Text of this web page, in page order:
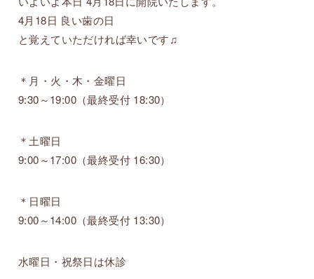
4月18日 良い歯の日
と覚えていただければ幸いです♫
＊月・火・木・金曜日
9:30～19:00（最終受付 18:30）
＊土曜日
9:00～17:00（最終受付 16:30）
＊日曜日
9:00～14:00（最終受付 13:30）
水曜日・祝祭日は休診